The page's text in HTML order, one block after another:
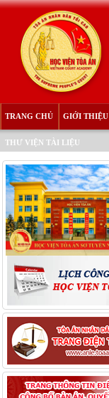
TRANG CHỦ GIỚI THIỆU
THƯ VIỆN TÀI LIỆU